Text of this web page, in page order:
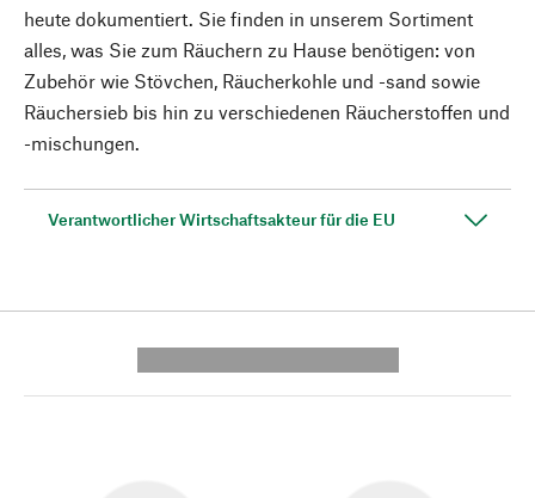
heute dokumentiert. Sie finden in unserem Sortiment
alles, was Sie zum Räuchern zu Hause benötigen: von
Zubehör wie Stövchen, Räucherkohle und -sand sowie
Räuchersieb bis hin zu verschiedenen Räucherstoffen und
-mischungen.
Verantwortlicher Wirtschaftsakteur für die EU